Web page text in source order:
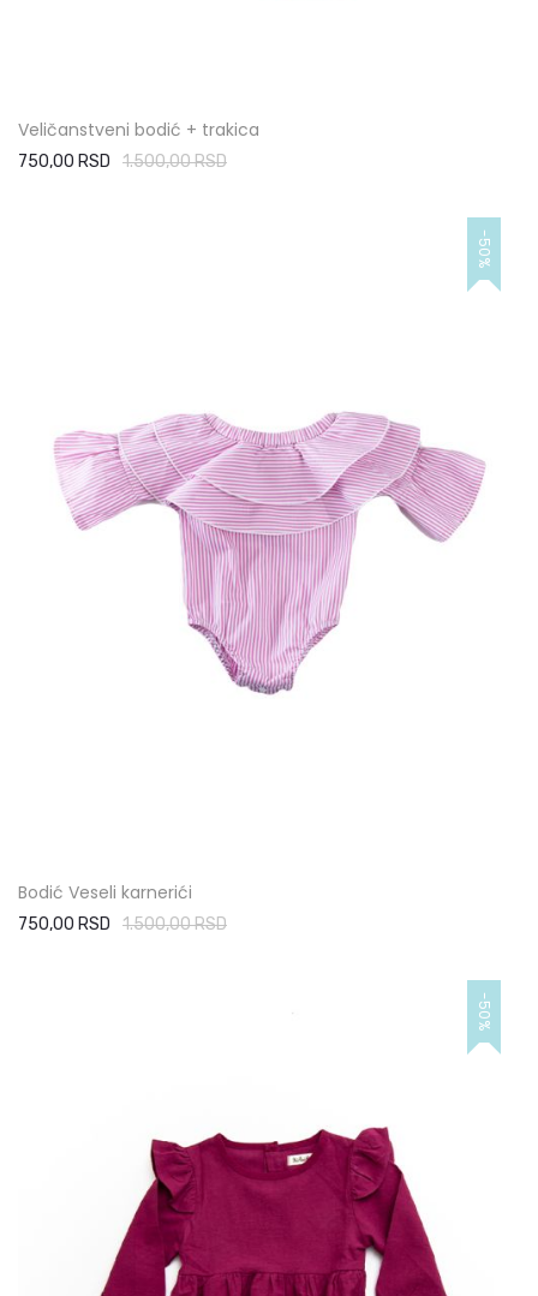
Veličanstveni bodić + trakica
750,00 RSD 1.500,00 RSD
-50%
Bodić Veseli karnerići
750,00 RSD 1.500,00 RSD
-50%